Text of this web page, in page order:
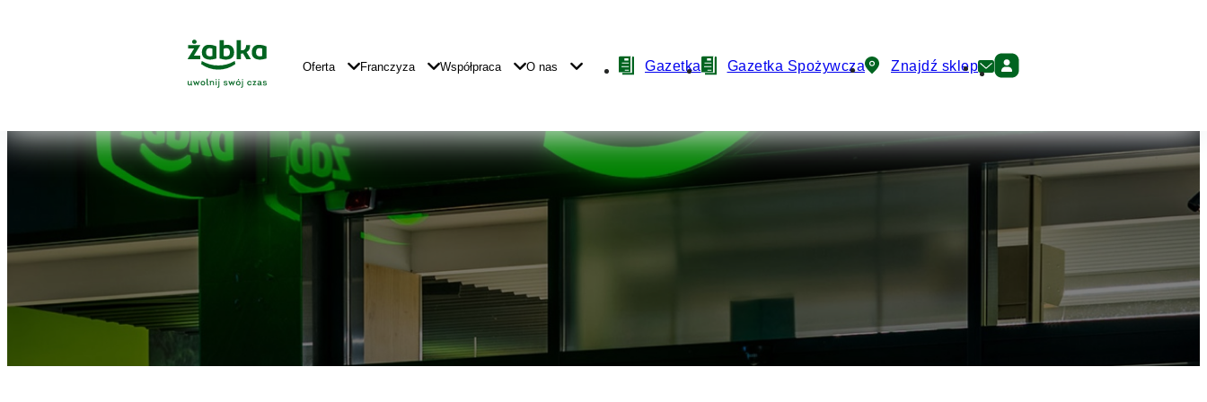
Główne
Logo
Główna
Nawigacja
Oferta Franczyza Współpraca O nas
NawigacjaGazetka Gazetka Spożywcza Znajdź sklep